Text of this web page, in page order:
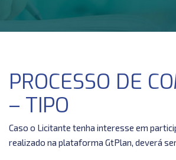
PROCESSO DE
– TIPO
Caso o Licitante tenha interesse em
realizado na plataforma GtPlan, deverá